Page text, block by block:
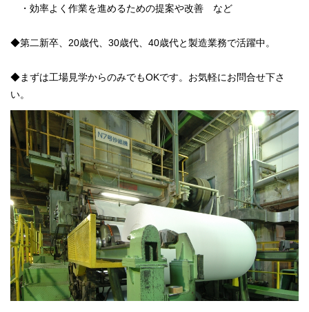
・効率よく作業を進めるための提案や改善 など
◆第二新卒、20歳代、30歳代、40歳代と製造業務で活躍中。
◆まずは工場見学からのみでもOKです。お気軽にお問合せ下さ
い。